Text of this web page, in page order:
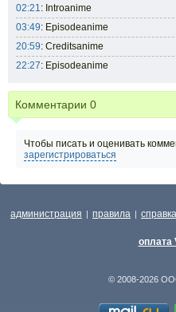
02:21: Introanime
03:49: Episodeanime
20:59: Creditsanime
22:27: Episodeanime
Комментарии 0
Чтобы писать и оценивать
зарегистрироваться
администрация | правила | справка
оплата
© 2008-2026